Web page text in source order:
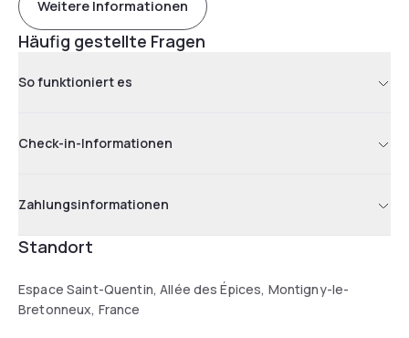
Weitere Informationen
Häufig gestellte Fragen
So funktioniert es
Check-in-Informationen
Zahlungsinformationen
Standort
Espace Saint-Quentin, Allée des Épices, Montigny-le-
Bretonneux, France